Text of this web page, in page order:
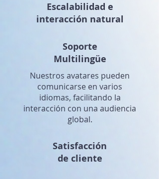
Escalabilidad e
interacción natural
Soporte
Multilingüe
Nuestros avatares pueden
comunicarse en varios
idiomas, facilitando la
interacción con una audiencia
global.
Satisfacción
de cliente